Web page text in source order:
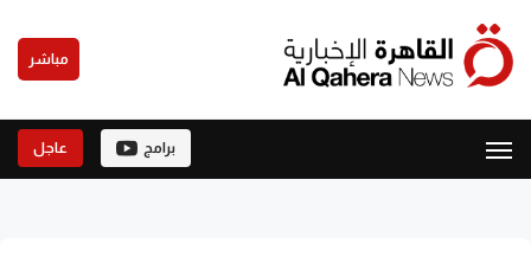
مباشر
برامج عاجل